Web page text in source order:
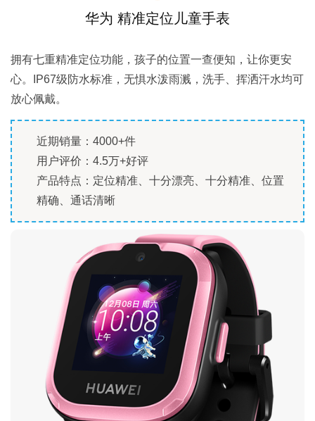
华为 精准定位儿童手表
拥有七重精准定位功能，孩子的位置一查便知，让你更安
心。IP67级防水标准，无惧水泼雨溅，洗手、挥洒汗水均可
放心佩戴。
近期销量：4000+件
用户评价：4.5万+好评
产品特点：定位精准、十分漂亮、十分精准、位置
精确、通话清晰